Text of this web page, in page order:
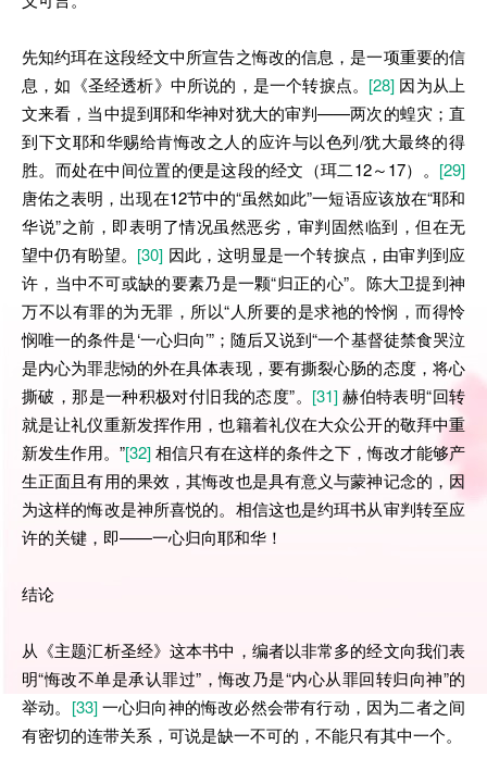
先知约珥在这段经文中所宣告之悔改的信息，是一项重要的信
息，如《圣经透析》中所说的，是一个转捩点。 [28] 因为从上
文来看，当中提到耶和华神对犹大的审判——两次的蝗灾；直
到下文耶和华赐给肯悔改之人的应许与以色列/犹大最终的得
胜。而处在中间位置的便是这段的经文（珥二12～17）。 [29]
唐佑之表明，出现在12节中的“虽然如此”一短语应该放在“耶和
华说”之前，即表明了情况虽然恶劣，审判固然临到，但在无
望中仍有盼望。 [30] 因此，这明显是一个转捩点，由审判到应
许，当中不可或缺的要素乃是一颗“归正的心”。陈大卫提到神
万不以有罪的为无罪，所以“人所要的是求祂的怜悯，而得怜
悯唯一的条件是‘一心归向’”；随后又说到“一个基督徒禁食哭泣
是内心为罪悲恸的外在具体表现，要有撕裂心肠的态度，将心
撕破，那是一种积极对付旧我的态度”。 [31]赫伯特表明“回转
就是让礼仪重新发挥作用，也籍着礼仪在大众公开的敬拜中重
新发生作用。”[32]相信只有在这样的条件之下，悔改才能够产
生正面且有用的果效，其悔改也是具有意义与蒙神记念的，因
为这样的悔改是神所喜悦的。相信这也是约珥书从审判转至应
许的关键，即——一心归向耶和华！
结论
从《主题汇析圣经》这本书中，编者以非常多的经文向我们表
明“悔改不单是承认罪过”，悔改乃是“内心从罪回转归向神”的
举动。 [33]一心归向神的悔改必然会带有行动，因为二者之间
有密切的连带关系，可说是缺一不可的，不能只有其中一个。